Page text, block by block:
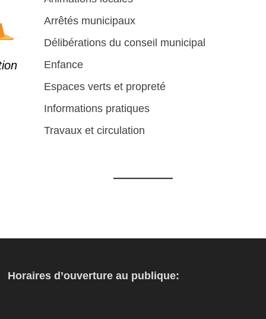
Arrêtés municipaux
Délibérations du conseil municipal
Enfance
Espaces verts et propreté
Informations pratiques
Travaux et circulation
Horaires d’ouverture au publique: